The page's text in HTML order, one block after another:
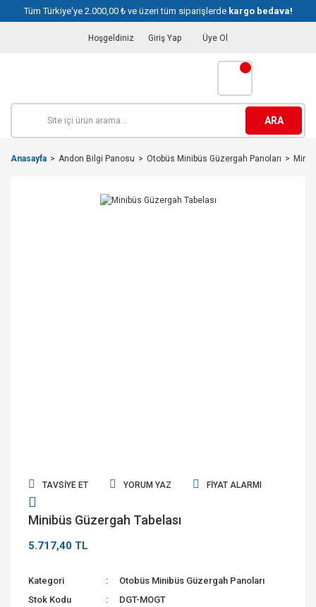
Tüm Türkiye'ye 2.000,00 ₺ ve üzeri tüm siparişlerde kargo bedava!
Hoşgeldiniz Giriş Yap Üye Ol
ARA
Anasayfa Andon Bilgi Panosu Otobüs Minibüs Güzergah Panoları
TAVSIYE ET YORUM YAZ FIYAT ALARMI
Minibüs Güzergah Tabelası
5.717,40 TL
Kategori
Otobüs Minibüs Güzergah Panoları
Stok Kodu
DGT-MOGT